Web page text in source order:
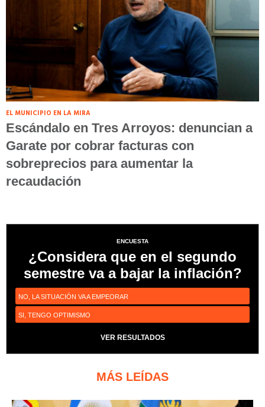
EL MUNICIPIO EN LA MIRA
Escándalo en Tres Arroyos: denuncian a
Garate por cobrar facturas con
sobreprecios para aumentar la
recaudación
ENCUESTA
¿Considera que en el segundo
semestre va a bajar la inflación?
NO, LA SITUACIÓN VA A EMPEORAR
SI, TENGO OPTIMISMO
VER RESULTADOS
MÁS LEÍDAS